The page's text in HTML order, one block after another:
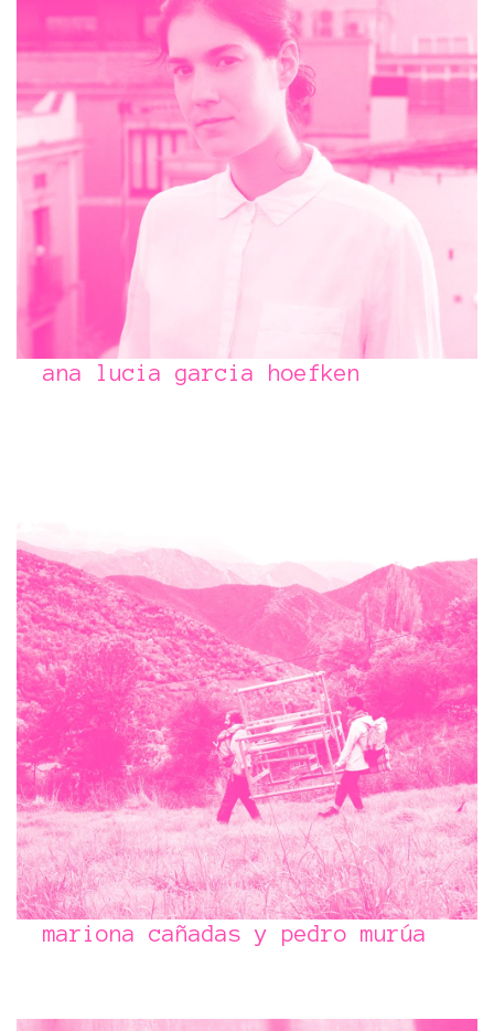
ana lucia garcia hoefken
mariona cañadas y pedro murúa